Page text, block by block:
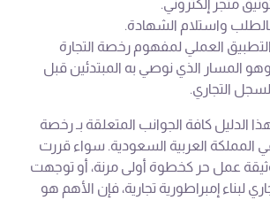
متجر إلكتروني.
واستلام الشهادة.
العملي لمفهوم رخصة التجارة
وهو المسار الذي نوصي به المبتدئين قبل
التجاري.
الدليل كافة الجوانب المتعلقة بـ رخصة
في المملكة العربية السعودية. سواء قررت
وثيقة عمل حر كخطوة أولى مرنة، أو توجهت
لبناء إمبراطورية تجارية، فإن الأهم هو